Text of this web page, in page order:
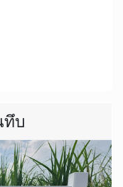
ทึบ